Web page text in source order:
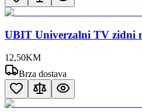
UBIT Univerzalni TV zidni
12,50KM
Brza dostava